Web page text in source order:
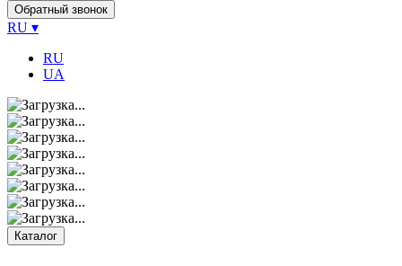
Обратный звонок
RU ▾
RU
UA
Каталог